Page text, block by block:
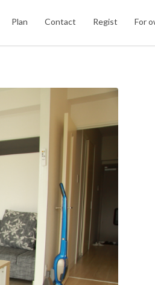
Plan Contact Regist For